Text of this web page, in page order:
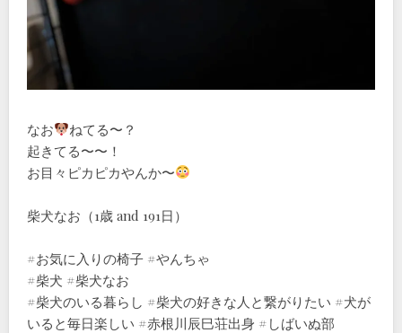
なお
ねてる〜？
起きてる〜〜！
お目々ピカピカやんか〜
柴犬なお（1歳 and 191日）
#お気に入りの椅子 #やんちゃ
#柴犬 #柴犬なお
#柴犬のいる暮らし #柴犬の好きな人と繋がりたい #犬が
いると毎日楽しい #赤根川辰巳荘出身 #しばいぬ部